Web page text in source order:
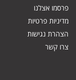
פרסמו אצלנו
מדיניות פרטיות
הצהרת נגישות
צרו קשר